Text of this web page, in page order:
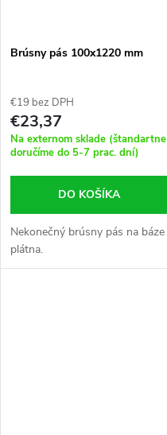
Brúsny pás 100x1220 mm
€19 bez DPH
€23,37
Na externom sklade (štandartne
doručíme do 5-7 prac. dní)
DO KOŠÍKA
Nekonečný brúsny pás na báze
plátna.